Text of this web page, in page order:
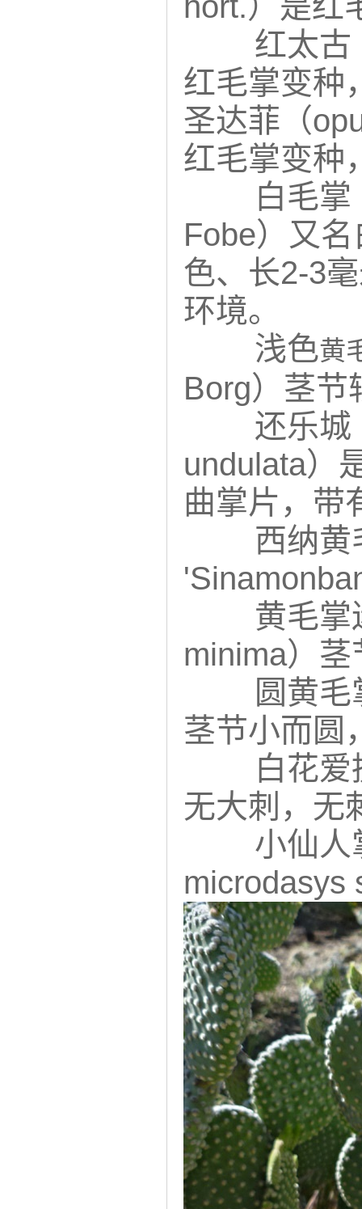
红太古
红毛掌变种
圣达菲（
红毛掌变种
白毛
Fobe）又
色、长2-3
环境。
浅色黄
Borg）茎节
还乐城
undulata）
曲掌片，带
西纳黄
黄毛掌
minima）
圆黄
茎节小而圆
白花
无大刺，无
小仙人
microdasys